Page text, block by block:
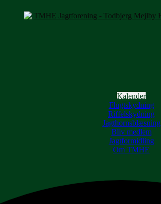
Kalender
Flugtskydning
Riffelskydning
Jagthornsblæsning
Bliv medlem
Jagtformidling
Om TMHE